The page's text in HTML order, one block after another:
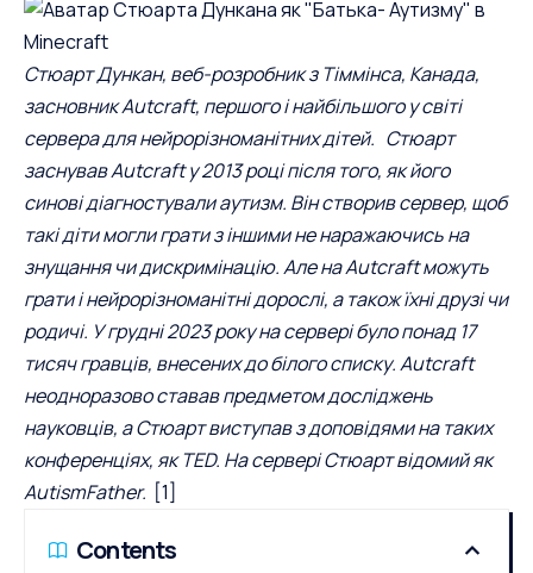
Стюарт Дункан, веб-розробник з Тіммінса, Канада,
засновникAutcraft, першого і найбільшого у світі
сервера для нейрорізноманітних дітей. Стюарт
заснував Autcraft у 2013 році після того, як його
синові діагностували аутизм. Він створив сервер, щоб
такі діти могли грати з іншими не наражаючись на
знущання чи дискримінацію. Але на Autcraft можуть
грати і нейрорізноманітні дорослі, а також їхні друзі чи
родичі. У грудні 2023 року на сервері було понад 17
тисяч гравців, внесених до білого списку. Autcraft
неодноразово ставав предметом досліджень
науковців, а Стюарт виступав з доповідями на таких
конференціях, якTED. На сервері Стюарт відомий як
AutismFather. [1]
Contents